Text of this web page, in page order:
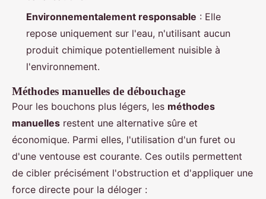
Environnementalement responsable : Elle
repose uniquement sur l'eau, n'utilisant aucun
produit chimique potentiellement nuisible à
l'environnement.
Méthodes manuelles de débouchage
Pour les bouchons plus légers, les méthodes
manuelles restent une alternative sûre et
économique. Parmi elles, l'utilisation d'un furet ou
d'une ventouse est courante. Ces outils permettent
de cibler précisément l'obstruction et d'appliquer une
force directe pour la déloger :